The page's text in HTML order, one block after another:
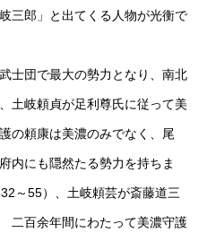
三郎」と出てくる人物が光衡で
士団で最大の勢力となり、南北
土岐頼貞が足利尊氏に従って美
の頼康は美濃のみでなく、尾
内にも隠然たる勢力を持ちま
～55）、土岐頼芸が斎藤道三
二百余年間にわたって美濃守護